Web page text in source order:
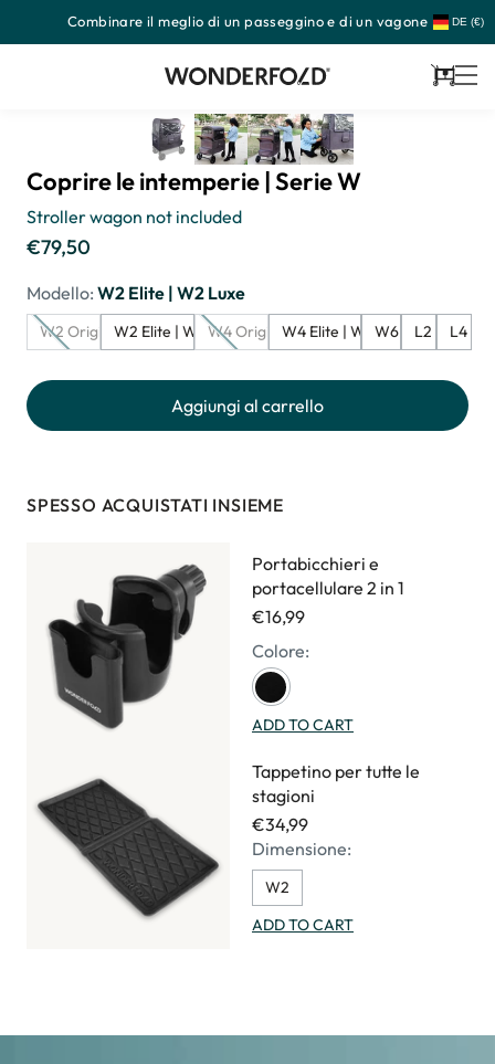
Passa
al
Combinare il meglio di un passeggino e di un vagone DE (€)
Coprire le intemperie | Serie W
Stroller wagon not included
Prezzo
listino
€79,50
Modello: W2 Elite | W2 Luxe
W2 OriginaleW2 Elite | W2 LuxeW4 OriginaleW4 Elite | W4 Luxe
W6 L2 L4
Aggiungi al carrello
SPESSO ACQUISTATI INSIEME
Portabicchieri e
portacellulare 2 in 1
€16,99
Colore:
ADD TO CART
Tappetino per tutte le
stagioni
€34,99
Dimensione:
W2
ADD TO CART